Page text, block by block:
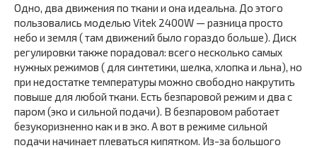
Одно, два движения по ткани и она идеальна. До этого
пользовались моделью Vitek 2400W — разница просто
небо и земля ( там движений было гораздо больше). Диск
регулировки также порадовал: всего несколько самых
нужных режимов ( для синтетики, шелка, хлопка и льна), но
при недостатке температуры можно свободно накрутить
повыше для любой ткани. Есть безпаровой режим и два с
паром (эко и сильной подачи). В безпаровом работает
безукоризненно как и в эко. А вот в режиме сильной
подачи начинает плеваться кипятком. Из-за большого